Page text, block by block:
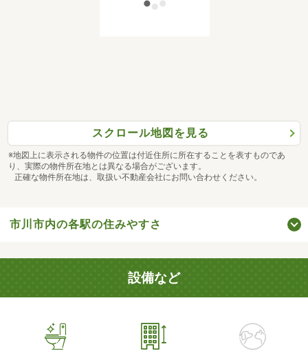
スクロール地図を見る
※地図上に表示される物件の位置は付近住所に所在することを表すものであ
り、実際の物件所在地とは異なる場合がございます。
正確な物件所在地は、取扱い不動産会社にお問い合わせください。
市川市内の各駅の住みやすさ
設備など